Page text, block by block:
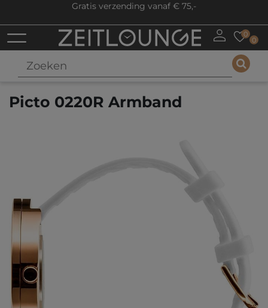
Gratis verzending vanaf € 75,-
0
0
Picto 0220R Armband